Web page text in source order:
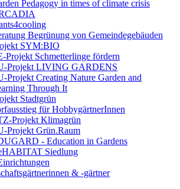
Pedagogy in times of climate crisis
Begrünung von Gemeindegebäuden
SYM:BIO
Projekt Schmetterlinge fördern
Projekt LIVING GARDENS
Projekt Creating Nature Garden and
Through It
Stadtgrün
für HobbygärtnerInnen
Projekt Klimagrün
Projekt Grün.Raum
- Education in Gardens
Siedlung
& -gärtner